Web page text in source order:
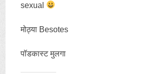
sexual
मोठ्या Besotes
पॉडकास्ट मुलगा